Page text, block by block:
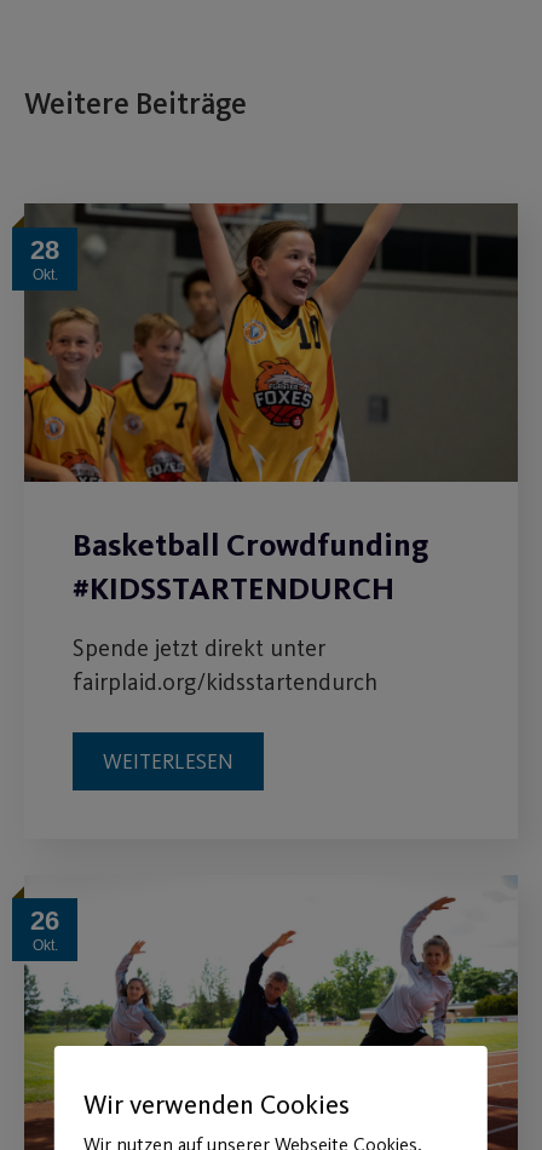
Weitere Beiträge
28
Okt.
Basketball Crowdfunding
#KIDSSTARTENDURCH
Spende jetzt direkt unter
fairplaid.org/kidsstartendurch
WEITERLESEN
26
Okt.
Wir verwenden Cookies
Wir nutzen auf unserer Webseite Cookies.